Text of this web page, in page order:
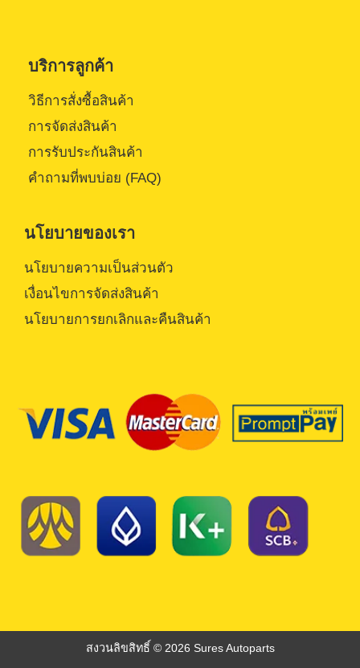
บริการลูกค้า
วิธีการสั่งซื้อสินค้า
การจัดส่งสินค้า
การรับประกันสินค้า
คำถามที่พบบ่อย (FAQ)
นโยบายของเรา
นโยบายความเป็นส่วนตัว
เงื่อนไขการจัดส่งสินค้า
นโยบายการยกเลิกและคืนสินค้า
สงวนลิขสิทธิ์ © 2026 Sures Autoparts